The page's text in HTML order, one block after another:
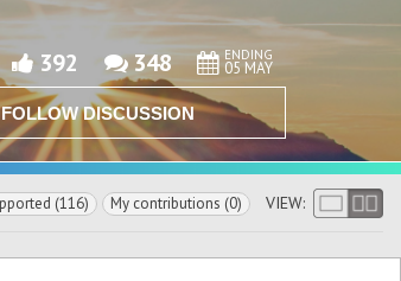
392 348 ENDING
05 MAY
FOLLOW DISCUSSION
(116) My contributions (0) VIEW: